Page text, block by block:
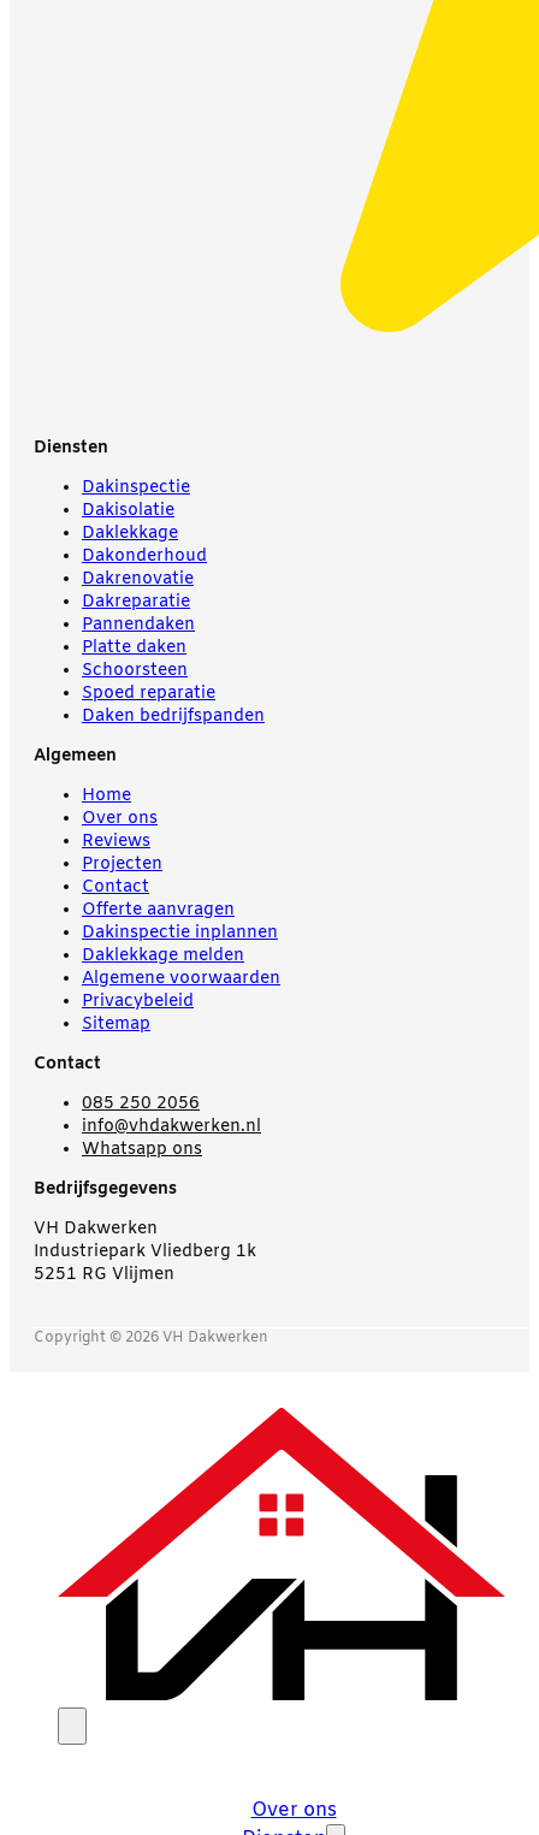
Diensten
Dakinspectie
Dakisolatie
Daklekkage
Dakonderhoud
Dakrenovatie
Dakreparatie
Pannendaken
Platte daken
Schoorsteen
Spoed reparatie
Daken bedrijfspanden
Algemeen
Home
Over ons
Reviews
Projecten
Contact
Offerte aanvragen
Dakinspectie inplannen
Daklekkage melden
Algemene voorwaarden
Privacybeleid
Sitemap
Contact
085 250 2056
info@vhdakwerken.nl
Whatsapp ons
Bedrijfsgegevens
VH Dakwerken
Industriepark Vliedberg 1k
5251 RG Vlijmen
Copyright © 2026 VH Dakwerken
Over ons